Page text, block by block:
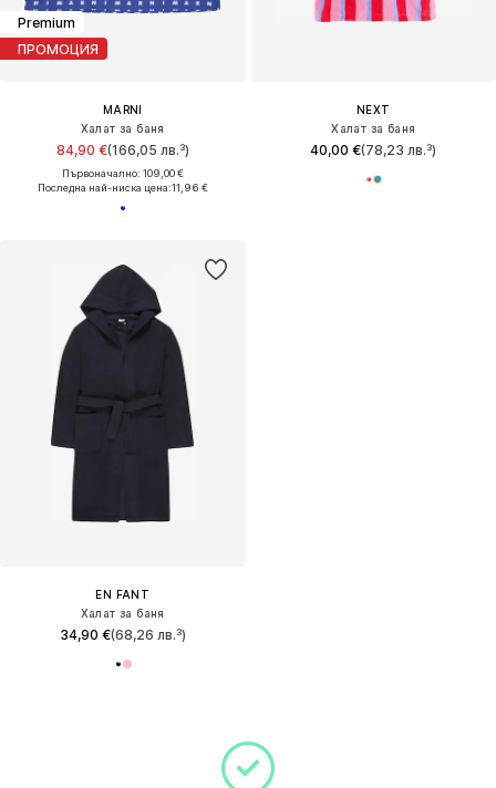
Premium
ПРОМОЦИЯ
MARNI
Халат за баня
84,90 €(166,05 лв.³)
Първоначално: 109,00 €
Последна най-ниска цена:11,96 €
NEXT
Халат за баня
40,00 €(78,23 лв.³)
EN FANT
Халат за баня
34,90 €(68,26 лв.³)